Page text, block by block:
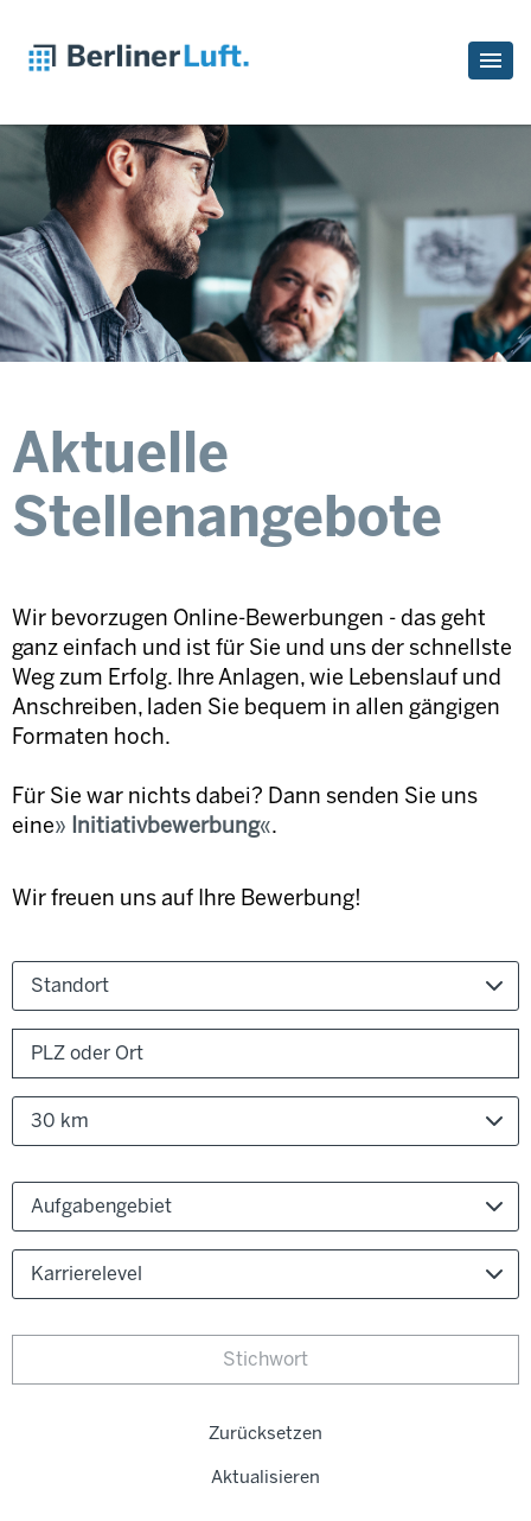
Aktuelle
Stellenangebote
Wir bevorzugen Online-Bewerbungen - das geht
ganz einfach und ist für Sie und uns der schnellste
Weg zum Erfolg. Ihre Anlagen, wie Lebenslauf und
Anschreiben, laden Sie bequem in allen gängigen
Formaten hoch.
Für Sie war nichts dabei? Dann senden Sie uns
eine
Initiativbewerbung .
Wir freuen uns auf Ihre Bewerbung!
Standort
30 km
Aufgabengebiet
Karrierelevel
Zurücksetzen
Aktualisieren